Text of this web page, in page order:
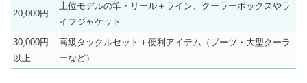
20,000円
上位モデルの竿・リール＋ライン、クーラーボックスやラ
イフジャケット
30,000円
以上
高級タックルセット＋便利アイテム（ブーツ・大型クーラ
ーなど）